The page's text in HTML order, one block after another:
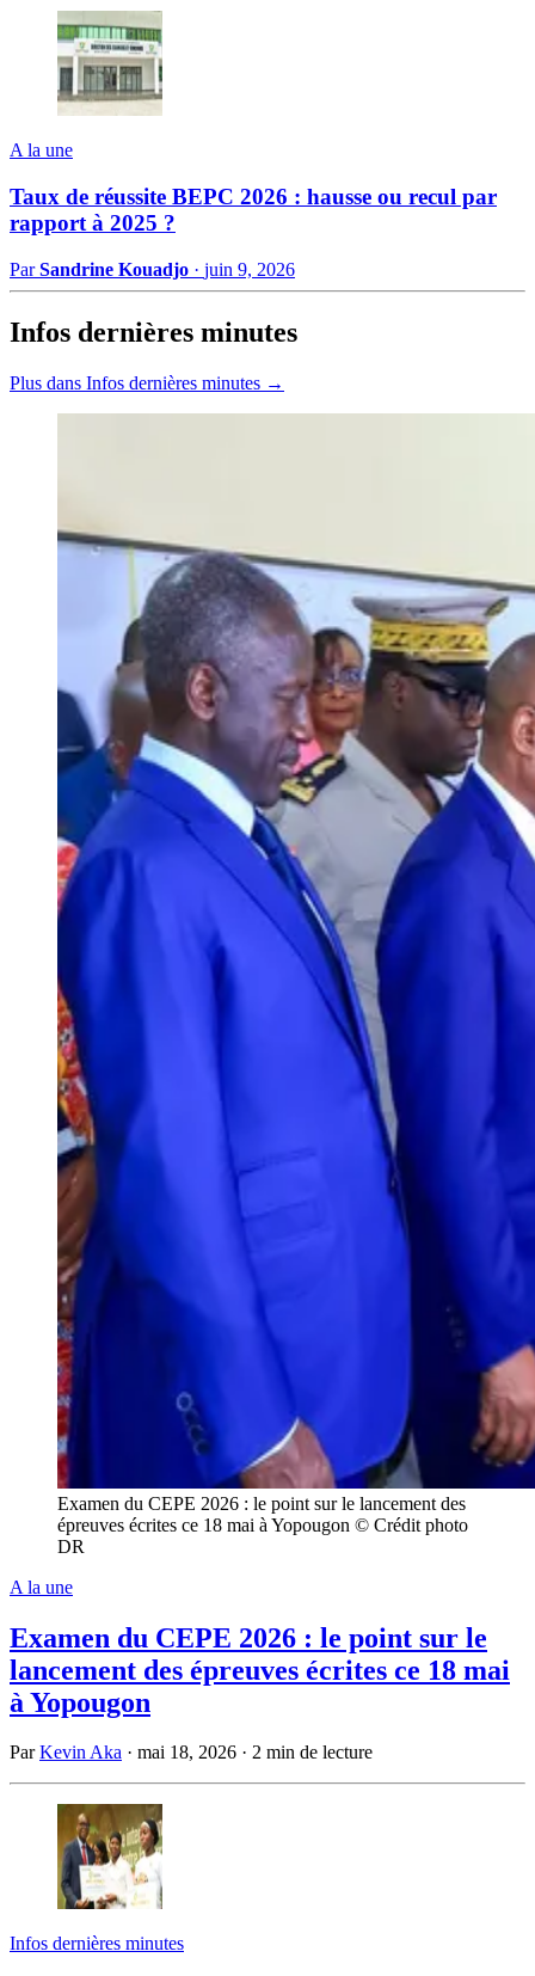
A la une
Taux de réussite BEPC 2026 : hausse ou recul par
rapport à 2025 ?
ParSandrine Kouadjo · juin 9, 2026
Infos dernières minutes
Plus dans Infos dernières minutes →
Examen du CEPE 2026 : le point sur le lancement des
épreuves écrites ce 18 mai à Yopougon © Crédit photo
DR
A la une
Examen du CEPE 2026 : le point sur le
lancement des épreuves écrites ce 18 mai
à Yopougon
ParKevin Aka · mai 18, 2026 · 2 min de lecture
Infos dernières minutes